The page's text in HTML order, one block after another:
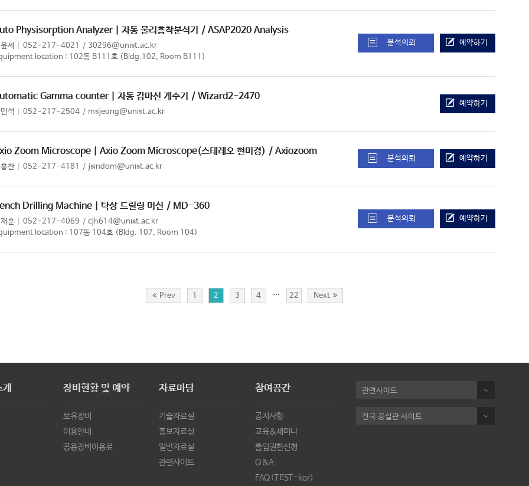
Physisorption Analyzer | 자동 물리흡착분석기 / ASAP2020 Analysis
세 052-217-4021
30296@unist.ac.kr
location : 102동 B111호 (Bldg.102, Room B111)
분석의뢰 예약하기
Gamma counter | 자동 감마선 계수기 / Wizard2-2470
석 052-217-2504 msjeong@unist.ac.kr
예약하기
Zoom Microscope | Axio Zoom Microscope(스테레오 현미경) / Axiozoom
찬 052-217-4181 jsindom@unist.ac.kr
분석의뢰 예약하기
Drilling Machine | 탁상 드릴링 머신 / MD-360
훈 052-217-4069
cjh614@unist.ac.kr
location : 107동 104호 (Bldg. 107, Room 104)
분석의뢰 예약하기
Prev 1 2 3 4 … 22 Next
장비현황 및 예약
보유장비
이용안내
공용장비이용료
자료마당
기술자료실
홍보자료실
일반자료실
관련사이트
참여공간
공지사항
교육&세미나
출입권한신청
Q&A
FAQ(TEST-kor)
관련사이트
전국 공실관 사이트